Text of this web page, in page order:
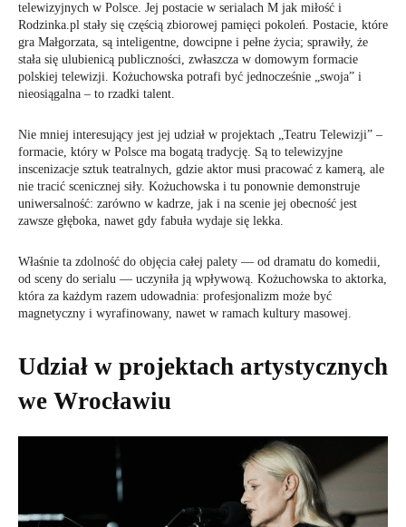
telewizyjnych w Polsce. Jej postacie w serialach M jak miłość i
Rodzinka.pl stały się częścią zbiorowej pamięci pokoleń. Postacie, które
gra Małgorzata, są inteligentne, dowcipne i pełne życia; sprawiły, że
stała się ulubienicą publiczności, zwłaszcza w domowym formacie
polskiej telewizji. Kożuchowska potrafi być jednocześnie „swoja” i
nieosiągalna – to rzadki talent.
Nie mniej interesujący jest jej udział w projektach „Teatru Telewizji” –
formacie, który w Polsce ma bogatą tradycję. Są to telewizyjne
inscenizacje sztuk teatralnych, gdzie aktor musi pracować z kamerą, ale
nie tracić scenicznej siły. Kożuchowska i tu ponownie demonstruje
uniwersalność: zarówno w kadrze, jak i na scenie jej obecność jest
zawsze głęboka, nawet gdy fabuła wydaje się lekka.
Właśnie ta zdolność do objęcia całej palety — od dramatu do komedii,
od sceny do serialu — uczyniła ją wpływową. Kożuchowska to aktorka,
która za każdym razem udowadnia: profesjonalizm może być
magnetyczny i wyrafinowany, nawet w ramach kultury masowej.
Udział w projektach artystycznych
we Wrocławiu